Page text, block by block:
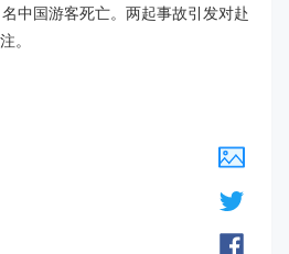
中国游客死亡。两起事故引发对赴
。